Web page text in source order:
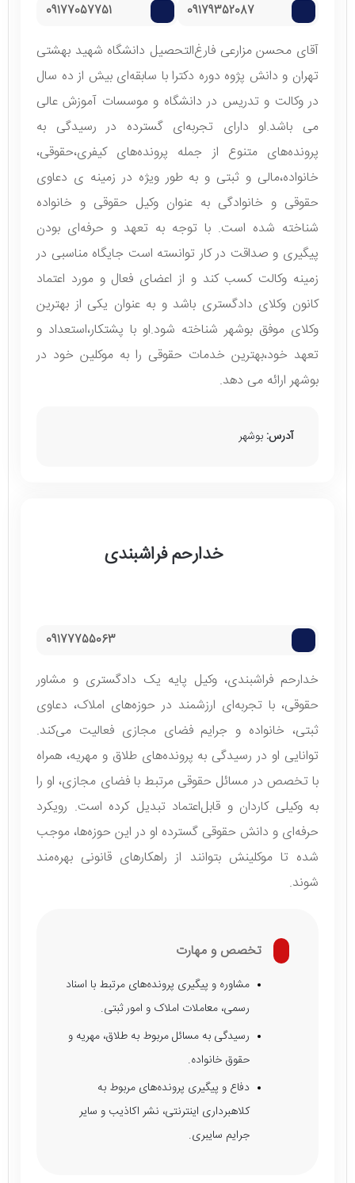
09179352087
09177057751
آقای محسن مزارعی فارغ‌التحصیل دانشگاه شهید بهشتی
تهران و دانش پژوه دوره دکترا با سابقه‌ای بیش از ده سال
در وکالت و تدریس در دانشگاه و موسسات آموزش عالی
می باشد.او دارای تجربه‌ای گسترده در رسیدگی به
پرونده‌های متنوع از جمله پرونده‌های کیفری،حقوقی،
خانواده،مالی و ثبتی و به‌ طور ویژه در زمینه ی دعاوی
حقوقی و خانوادگی به عنوان وکیل حقوقی و خانواده
شناخته شده است. با توجه به تعهد و حرفه‌ای بودن
پیگیری و صداقت در کار توانسته است جایگاه مناسبی در
زمینه وکالت کسب کند و از اعضای فعال و مورد اعتماد
کانون وکلای دادگستری باشد و به عنوان یکی از بهترین
وکلای موفق بوشهر شناخته شود.او با پشتکار،استعداد و
تعهد خود،بهترین خدمات حقوقی را به موکلین خود در
بوشهر ارائه می دهد.
آدرس: بوشهر
خدارحم فراشبندی
09177755063
خدارحم فراشبندی، وکیل پایه یک دادگستری و مشاور
حقوقی، با تجربه‌ای ارزشمند در حوزه‌های املاک، دعاوی
ثبتی، خانواده و جرایم فضای مجازی فعالیت می‌کند.
توانایی او در رسیدگی به پرونده‌های طلاق و مهریه، همراه
با تخصص در مسائل حقوقی مرتبط با فضای مجازی، او را
به وکیلی کاردان و قابل‌اعتماد تبدیل کرده است. رویکرد
حرفه‌ای و دانش حقوقی گسترده او در این حوزه‌ها، موجب
شده تا موکلینش بتوانند از راهکارهای قانونی بهره‌مند
شوند.
تخصص و مهارت
مشاوره و پیگیری پرونده‌های مرتبط با اسناد
رسمی، معاملات املاک و امور ثبتی.
رسیدگی به مسائل مربوط به طلاق، مهریه و
حقوق خانواده.
دفاع و پیگیری پرونده‌های مربوط به
کلاهبرداری اینترنتی، نشر اکاذیب و سایر
جرایم سایبری.